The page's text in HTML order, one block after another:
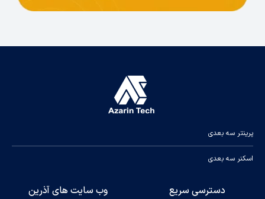
پرینتر سه بعدی
اسکنر سه بعدی
دسترسی سریع وب سایت های آذرین